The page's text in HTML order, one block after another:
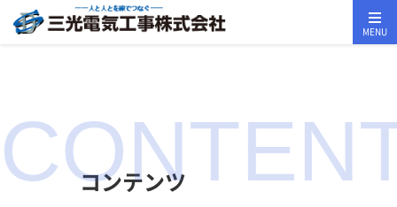
MENU
コンテンツ